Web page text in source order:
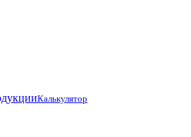
Калькулятор